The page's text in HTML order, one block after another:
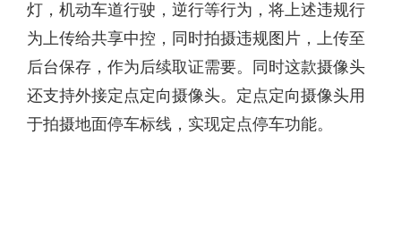
灯，机动车道行驶，逆行等行为，将上述违规行
为上传给共享中控，同时拍摄违规图片，上传至
后台保存，作为后续取证需要。同时这款摄像头
还支持外接定点定向摄像头。定点定向摄像头用
于拍摄地面停车标线，实现定点停车功能。